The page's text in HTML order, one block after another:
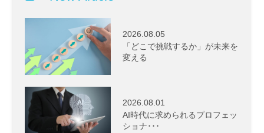
2026.08.05
「どこで挑戦するか」が未来を
変える
2026.08.01
AI時代に求められるプロフェッ
ショナ･･･